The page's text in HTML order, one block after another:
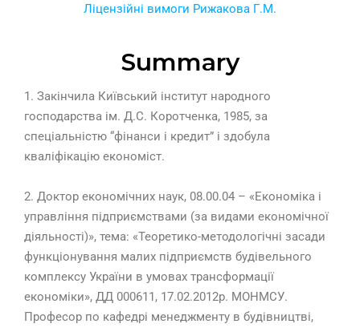
Ліцензійні вимоги Рижакова Г.М.
Summary
1. Закінчила Київський інститут народного
господарства ім. Д.С. Коротченка, 1985, за
спеціальністю “фінанси і кредит” і здобула
кваліфікацію економіст.
2. Доктор економічних наук, 08.00.04 – «Економіка і
управління підприємствами (за видами економічної
діяльності)», тема: «Теоретико-методологічні засади
функціонування малих підприємств будівельного
комплексу України в умовах трансформації
економіки», ДД 000611, 17.02.2012р. МОНМСУ.
Професор по кафедрі менеджменту в будівництві,